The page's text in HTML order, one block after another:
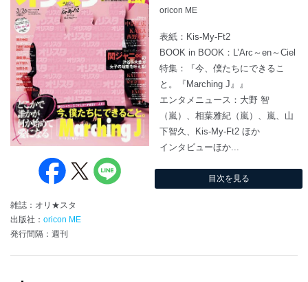
雑誌：オリ★スタ
出版社： oricon ME
発行間隔：週刊
oricon ME
表紙：Kis-My-Ft2
BOOK in BOOK：L’Arc～en～Ciel
特集：『今、僕たちにできるこ
と。『Marching J』』
エンタメニュース：大野 智
（嵐）、相葉雅紀（嵐）、嵐、山
下智久、Kis-My-Ft2 ほか
インタビューほか...
目次を見る